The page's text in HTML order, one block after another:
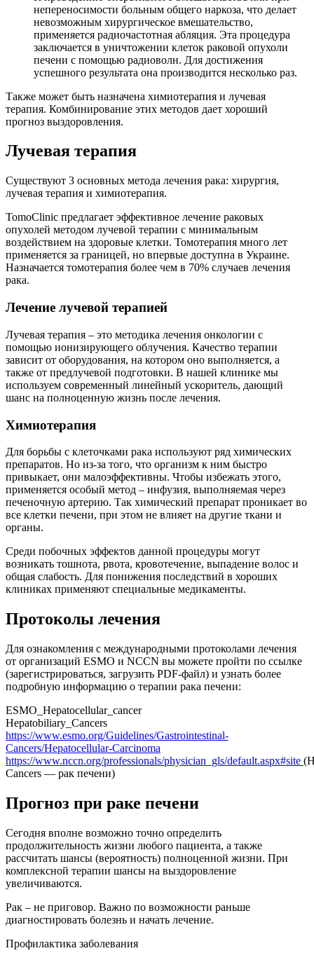
непереносимости больным общего наркоза, что делает
невозможным хирургическое вмешательство,
применяется радиочастотная абляция. Эта процедура
заключается в уничтожении клеток раковой опухоли
печени с помощью радиоволн. Для достижения
успешного результата она производится несколько раз.
Также может быть назначена химиотерапия и лучевая
терапия. Комбинирование этих методов дает хороший
прогноз выздоровления.
Лучевая терапия
Существуют 3 основных метода лечения рака: хирургия,
лучевая терапия и химиотерапия.
TomoClinic предлагает эффективное лечение раковых
опухолей методом лучевой терапии с минимальным
воздействием на здоровые клетки. Томотерапия много лет
применяется за границей, но впервые доступна в Украине.
Назначается томотерапия более чем в 70% случаев лечения
рака.
Лечение лучевой терапией
Лучевая терапия – это методика лечения онкологии с
помощью ионизирующего облучения. Качество терапии
зависит от оборудования, на котором оно выполняется, а
также от предлучевой подготовки. В нашей клинике мы
используем современный линейный ускоритель, дающий
шанс на полноценную жизнь после лечения.
Химиотерапия
Для борьбы с клеточками рака используют ряд химических
препаратов. Но из-за того, что организм к ним быстро
привыкает, они малоэффективны. Чтобы избежать этого,
применяется особый метод – инфузия, выполняемая через
печеночную артерию. Так химический препарат проникает во
все клетки печени, при этом не влияет на другие ткани и
органы.
Среди побочных эффектов данной процедуры могут
возникать тошнота, рвота, кровотечение, выпадение волос и
общая слабость. Для понижения последствий в хороших
клиниках применяют специальные медикаменты.
Протоколы лечения
Для ознакомления с международными протоколами лечения
от организаций ESMO и NCCN вы можете пройти по ссылке
(зарегистрироваться, загрузить PDF-файл) и узнать более
подробную информацию о терапии рака печени:
ESMO_Hepatocellular_cancer
Hepatobiliary_Cancers
https://www.esmo.org/Guidelines/Gastrointestinal-
Cancers/Hepatocellular-Carcinoma
https://www.nccn.org/professionals/physician_gls/default.aspx#site
Cancers — рак печени)
Прогноз при раке печени
Сегодня вполне возможно точно определить
продолжительность жизни любого пациента, а также
рассчитать шансы (вероятность) полноценной жизни. При
комплексной терапии шансы на выздоровление
увеличиваются.
Рак – не приговор. Важно по возможности раньше
диагностировать болезнь и начать лечение.
Профилактика заболевания